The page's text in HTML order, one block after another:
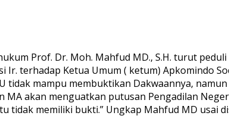
Prof. Dr. Moh. Mahfud MD., S.H. turut
Ir. terhadap Ketua Umum ( ketum) Apkomindo
tidak mampu membuktikan Dakwaannya,
MA akan menguatkan putusan Pengadilan
tidak memiliki bukti.” Ungkap Mahfud MD usai